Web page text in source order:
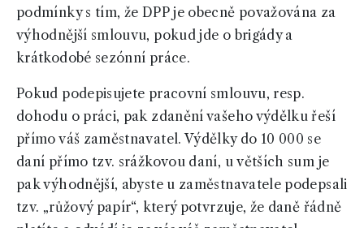
podmínky s tím, že DPP je obecně považována za
výhodnější smlouvu, pokud jde o brigády a
krátkodobé sezónní práce.
Pokud podepisujete pracovní smlouvu, resp.
dohodu o práci, pak zdanění vašeho výdělku řeší
přímo váš zaměstnavatel. Výdělky do 10 000 se
daní přímo tzv. srážkovou daní, u větších sum je
pak výhodnější, abyste u zaměstnavatele podepsali
tzv. „růžový papír“, který potvrzuje, že daně řádně